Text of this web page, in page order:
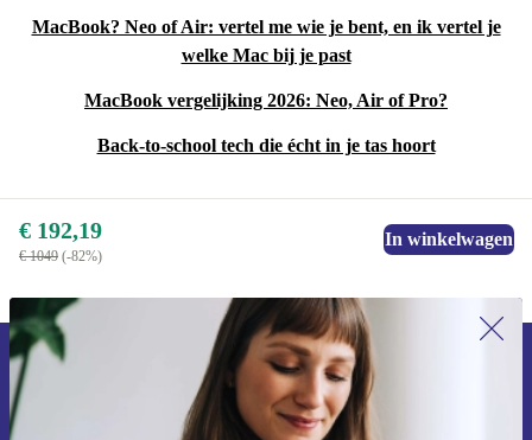
MacBook? Neo of Air: vertel me wie je bent, en ik vertel je
welke Mac bij je past
MacBook vergelijking 2026: Neo, Air of Pro?
Back-to-school tech die écht in je tas hoort
€ 192,19
€ 1049 (-82%)
In winkelwagen
Meld je aan voor onze nieuwsbrief en
ontvang €15 korting!
Mis nooit meer een aanbieding.